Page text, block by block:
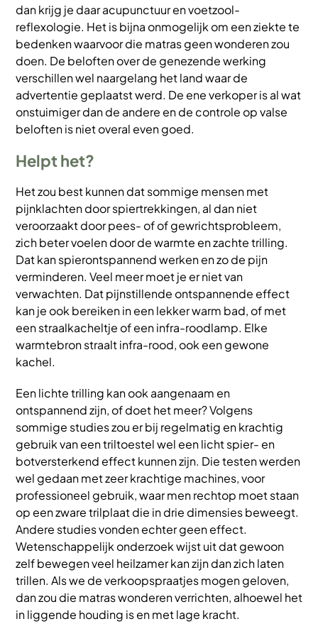
dan krijg je daar acupunctuur en voetzool-
reflexologie. Het is bijna onmogelijk om een ziekte te
bedenken waarvoor die matras geen wonderen zou
doen. De beloften over de genezende werking
verschillen wel naargelang het land waar de
advertentie geplaatst werd. De ene verkoper is al wat
onstuimiger dan de andere en de controle op valse
beloften is niet overal even goed.
Helpt het?
Het zou best kunnen dat sommige mensen met
pijnklachten door spiertrekkingen, al dan niet
veroorzaakt door pees- of of gewrichtsprobleem,
zich beter voelen door de warmte en zachte trilling.
Dat kan spierontspannend werken en zo de pijn
verminderen. Veel meer moet je er niet van
verwachten. Dat pijnstillende ontspannende effect
kan je ook bereiken in een lekker warm bad, of met
een straalkacheltje of een infra-roodlamp. Elke
warmtebron straalt infra-rood, ook een gewone
kachel.
Een lichte trilling kan ook aangenaam en
ontspannend zijn, of doet het meer? Volgens
sommige studies zou er bij regelmatig en krachtig
gebruik van een triltoestel wel een licht spier- en
botversterkend effect kunnen zijn. Die testen werden
wel gedaan met zeer krachtige machines, voor
professioneel gebruik, waar men rechtop moet staan
op een zware trilplaat die in drie dimensies beweegt.
Andere studies vonden echter geen effect.
Wetenschappelijk onderzoek wijst uit dat gewoon
zelf bewegen veel heilzamer kan zijn dan zich laten
trillen. Als we de verkoopspraatjes mogen geloven,
dan zou die matras wonderen verrichten, alhoewel het
in liggende houding is en met lage kracht.